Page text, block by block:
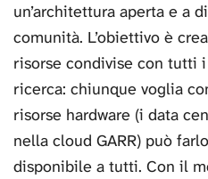
un’architettura aperta e a
comunità. L’obiettivo è
risorse condivise con tutti
ricerca: chiunque voglia
risorse hardware (i data
nella cloud GARR) può
disponibile a tutti. Con il